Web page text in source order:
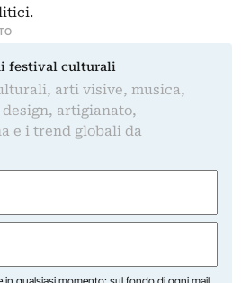
festival culturali
arti visive, musica,
artigianato,
e i trend globali da